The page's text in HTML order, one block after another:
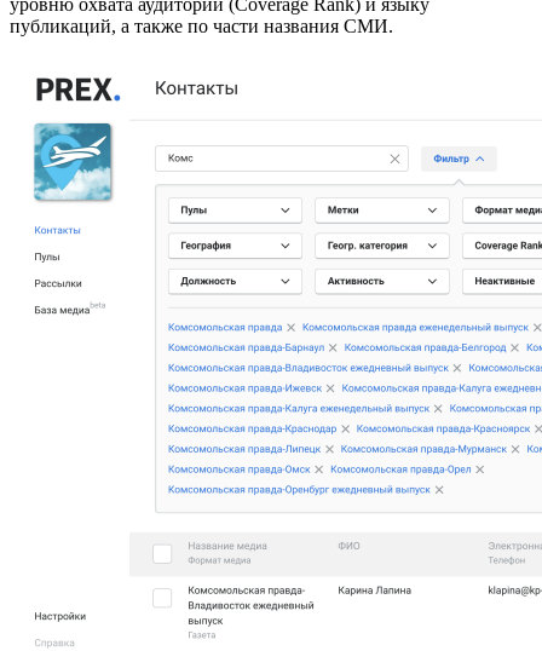
публикаций, а также по части названия СМИ.